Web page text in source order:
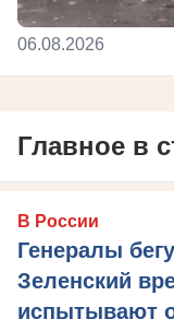
06.08.2026
Главное в
В России
Генералы
Зеленский
испытывают